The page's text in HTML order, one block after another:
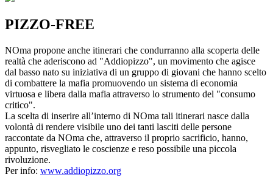
PIZZO-FREE
NOma propone anche itinerari che condurranno alla scoperta delle
realtà che aderiscono ad "Addiopizzo", un movimento che agisce
dal basso nato su iniziativa di un gruppo di giovani che hanno scelto
di combattere la mafia promuovendo un sistema di economia
virtuosa e libera dalla mafia attraverso lo strumento del "consumo
critico".
La scelta di inserire all’interno di NOma tali itinerari nasce dalla
volontà di rendere visibile uno dei tanti lasciti delle persone
raccontate da NOma che, attraverso il proprio sacrificio, hanno,
appunto, risvegliato le coscienze e reso possibile una piccola
rivoluzione.
Per info: www.addiopizzo.org